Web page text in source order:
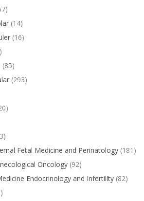
(14)
(16)
(85)
(293)
Fetal Medicine and Perinatology (181)
Oncology (92)
Endocrinology and Infertility (82)